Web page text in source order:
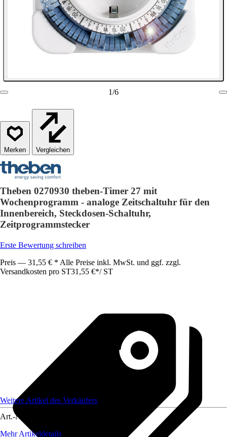
1/6
Vergleichen
Theben 0270930 theben-Timer 27 mit
Wochenprogramm - analoge Zeitschaltuhr für den
Innenbereich, Steckdosen-Schaltuhr,
Zeitprogrammstecker
Erste Bewertung schreiben
Preis — 31,55 € * Alle Preise inkl. MwSt. und ggf. zzgl.
Versandkosten pro ST31,55 €*/ ST
Weitere Artikel des Verkäufers
Art.-Nr.
Mehr Artikeldetails